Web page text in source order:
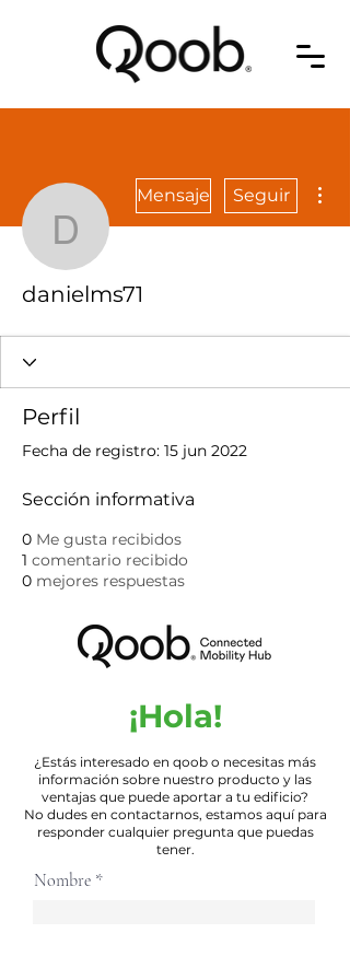
danielms71
Mensaje Seguir
danielms71
Perfil
Fecha de registro: 15 jun 2022
Sección informativa
0 Me gusta recibidos
1 comentario recibido
0 mejores respuestas
¡Hola!
¿Estás interesado en qoob o necesitas más
información sobre nuestro producto y las
ventajas que puede aportar a tu edificio?
No dudes en contactarnos, estamos aquí para
responder cualquier pregunta que puedas
tener.
Nombre